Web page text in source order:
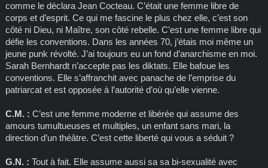
comme le déclara Jean Cocteau. C’était une femme libre de
corps et d’esprit. Ce qui me fascine le plus chez elle, c’est son
côté ni Dieu, ni Maître, son côté rebelle. C’est une femme libre qui
défie les conventions. Dans les années 70, j’étais moi même un
jeune punk révolté. J’ai toujours eu un fond d’anarchisme en moi.
Sarah Bernhardt n’accepte pas les diktats. Elle bafoue les
conventions. Elle s’affranchit avec panache de l’emprise du
patriarcat et est opposée à l’autorité d’où qu’elle vienne.
C.M. : C’est une femme moderne et libérée qui assume des
amours tumultueuses et multiples, un enfant sans mari, la
direction d’un théâtre. C’est cette liberté qui vous a séduit ?
G.N. : Tout à fait. Elle assume aussi sa sa bi-sexualité avec